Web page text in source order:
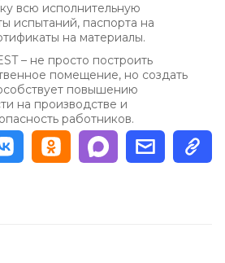
всю исполнительную
испытаний, паспорта на
на материалы.
– не просто построить
помещение, но создать
повышению
на производстве и
работников.